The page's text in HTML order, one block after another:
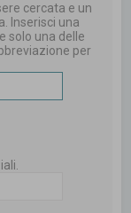
cercata e un
Inserisci una
solo una delle
per